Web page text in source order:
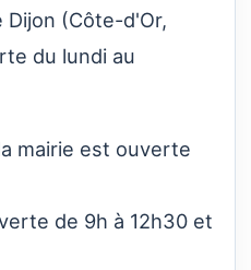
Dijon (Côte-d'Or,
du lundi au
mairie est ouverte
de 9h à 12h30 et